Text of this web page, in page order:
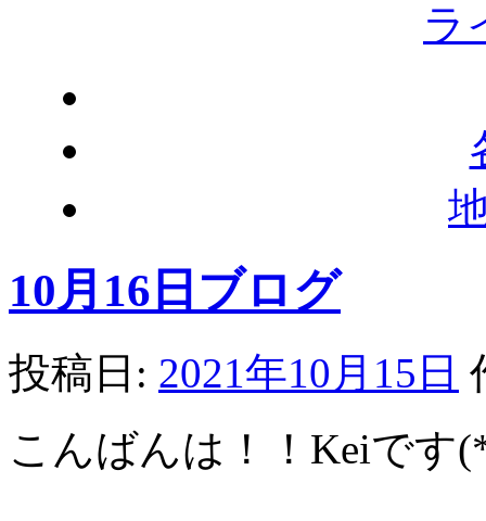
ラ
10月16日ブログ
投稿日: 2021年10月15日
こんばんは！！Keiです